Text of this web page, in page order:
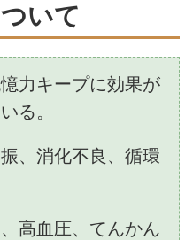
いて
力キープに効果が
る。
、消化不良、循環
高血圧、てんかん